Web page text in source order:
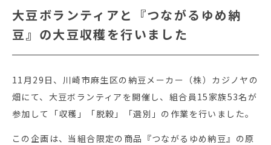
大豆ボランティアと『つながるゆめ納
豆』の大豆収穫を行いました
11月29日、川崎市麻生区の納豆メーカー（株）カジノヤの
畑にて、大豆ボランティアを開催し、組合員15家族53名が
参加して「収穫」「脱穀」「選別」の作業を行いました。
この企画は、当組合限定の商品『つながるゆめ納豆』の原